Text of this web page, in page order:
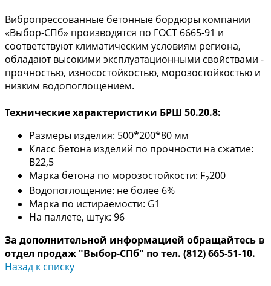
Вибропрессованные бетонные бордюры компании
«Выбор-СПб» производятся по ГОСТ 6665-91 и
соответствуют климатическим условиям региона,
обладают высокими эксплуатационными свойствами -
прочностью, износостойкостью, морозостойкостью и
низким водопоглощением.
Технические характеристики БРШ 50.20.8:
Размеры изделия: 500*200*80 мм
Класс бетона изделий по прочности на сжатие:
B22,5
Марка бетона по морозостойкости: F2200
Водопоглощение: не более 6%
Марка по истираемости: G1
На паллете, штук: 96
За дополнительной информацией обращайтесь в
отдел продаж "Выбор-СПб" по тел. (812) 665-51-10.
Назад к списку